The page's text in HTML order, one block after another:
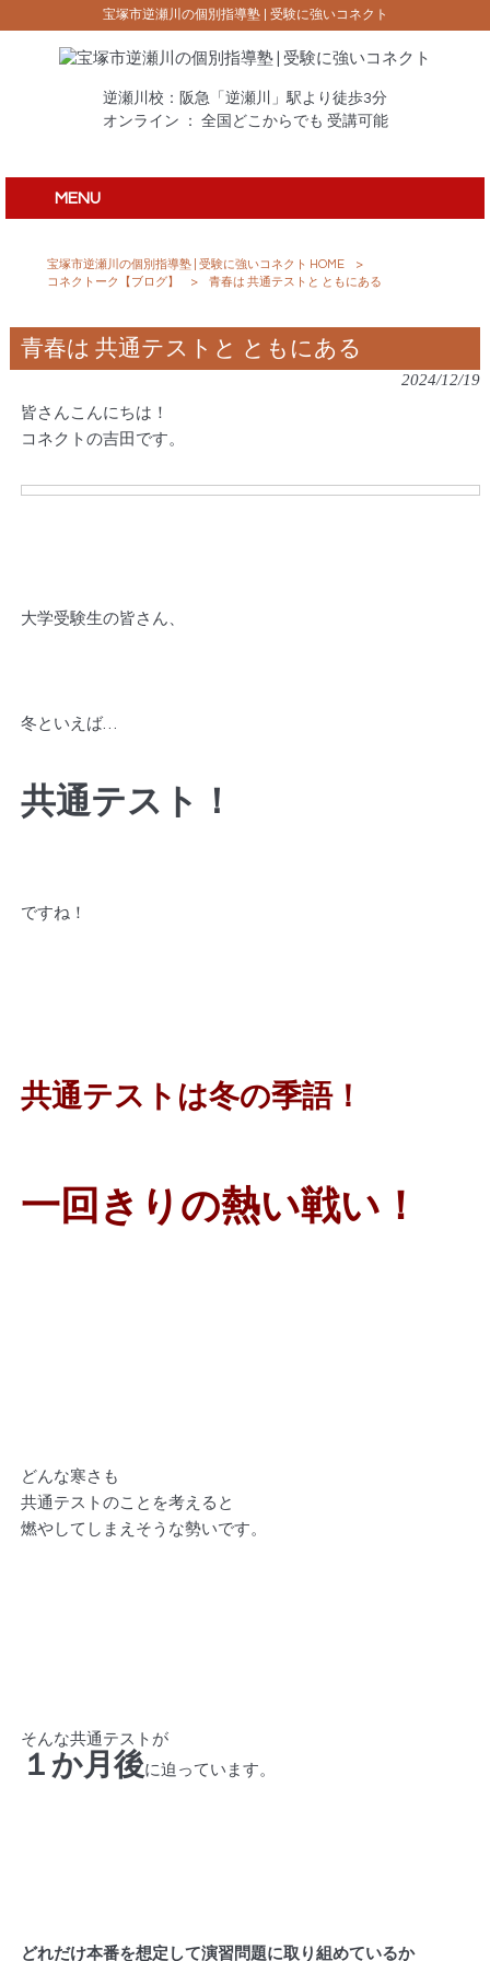
宝塚市逆瀬川の個別指導塾 | 受験に強いコネクト
逆瀬川校：阪急「逆瀬川」駅より徒歩3分
オンライン ： 全国どこからでも 受講可能
MENU
宝塚市逆瀬川の個別指導塾 | 受験に強いコネクト HOME
>
コネクトーク【ブログ】
> 青春は 共通テストと ともにある
青春は 共通テストと ともにある
2024/12/19
皆さんこんにちは！
コネクトの吉田です。
大学受験生の皆さん、
冬といえば…
共通テスト！
ですね！
共通テストは冬の季語！
一回きりの熱い戦い！
どんな寒さも
共通テストのことを考えると
燃やしてしまえそうな勢いです。
そんな共通テストが
１か月後に迫っています。
どれだけ本番を想定して演習問題に取り組めているか